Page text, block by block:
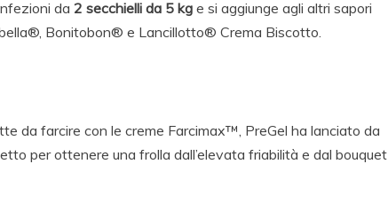
da 2 secchielli da 5 kg e si aggiunge agli altri sapori
Bonitobon® e Lancillotto® Crema Biscotto.
da farcire con le creme Farcimax™, PreGel ha lanciato da
per ottenere una frolla dall’elevata friabilità e dal bouquet